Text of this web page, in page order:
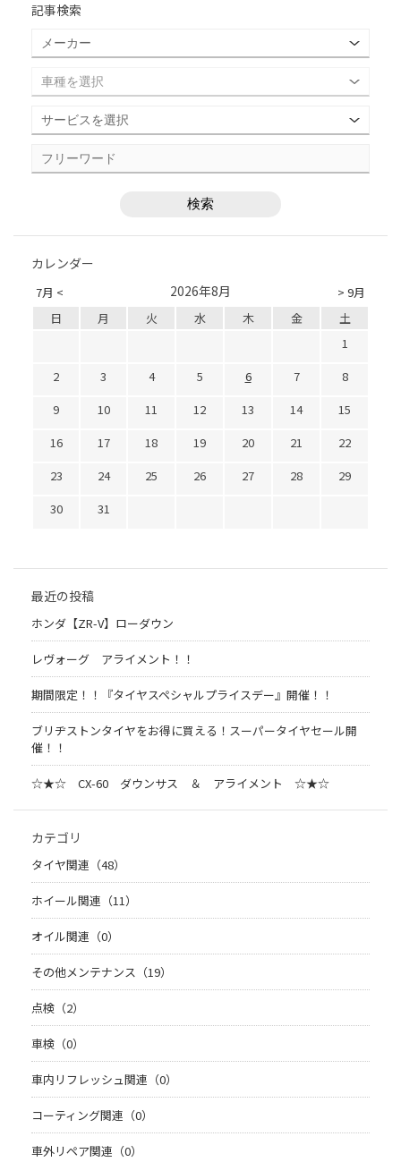
記事検索
カレンダー
7月 < > 9月
2026年8月
日 月 火 水 木 金
土
1
2
3 4 5 6 7
8
9
10 11 12 13 14
15
16
17 18 19 20 21
22
23
24 25 26 27 28
29
30
31
最近の投稿
ホンダ【ZR-V】ローダウン
レヴォーグ アライメント！！
期間限定！！『タイヤスペシャルプライスデー』開催！！
ブリヂストンタイヤをお得に買える！スーパータイヤセール開
催！！
☆★☆ CX-60 ダウンサス ＆ アライメント ☆★☆
カテゴリ
タイヤ関連（48）
ホイール関連（11）
オイル関連（0）
その他メンテナンス（19）
点検（2）
車検（0）
車内リフレッシュ関連（0）
コーティング関連（0）
車外リペア関連（0）